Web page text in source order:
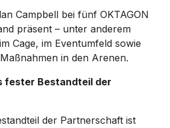
Campbell bei fünf OKTAGON
präsent – unter anderem
Cage, im Eventumfeld sowie
in den Arenen.
fester Bestandteil der
der Partnerschaft ist